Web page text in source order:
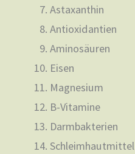
Astaxanthin
Antioxidantien
Aminosäuren
Eisen
Magnesium
B-Vitamine
Darmbakterien
Schleimhautmittel